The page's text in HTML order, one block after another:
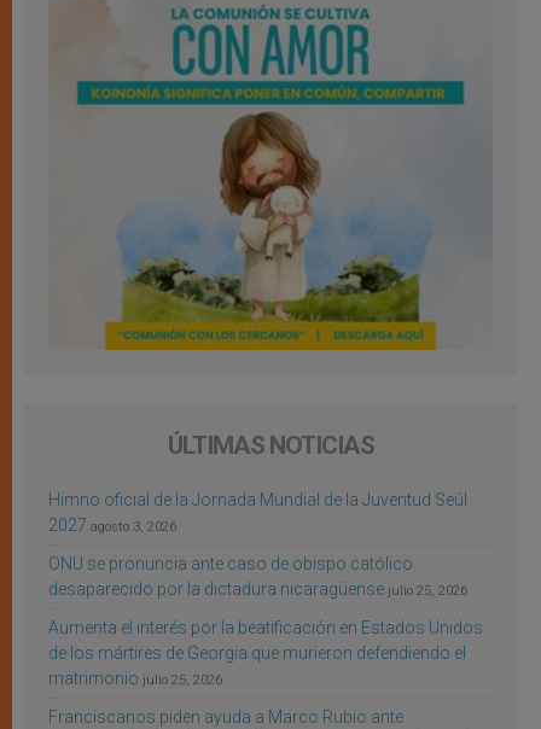
ÚLTIMAS NOTICIAS
Himno oficial de la Jornada Mundial de la Juventud Seúl
2027 agosto 3, 2026
ONU se pronuncia ante caso de obispo católico
desaparecido por la dictadura nicaragüense julio 25, 2026
Aumenta el interés por la beatificación en Estados Unidos
de los mártires de Georgia que murieron defendiendo el
matrimonio julio 25, 2026
Franciscanos piden ayuda a Marco Rubio ante